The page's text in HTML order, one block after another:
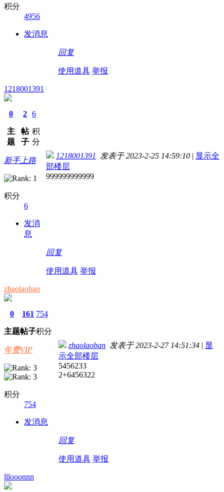
积分
4956
发消息
回复
使用道具 举报
1218001391
0
主
题
2
帖
子
6
积
分
新手上路
积分
6
发消
息
1218001391 发表于 2023-2-25 14:59:10 | 显示全
部楼层
999999999999
回复
使用道具 举报
zhaolaoban
0
主题
161
帖子
754
积分
年费VIP
积分
754
发消息
zhaolaoban 发表于 2023-2-27 14:51:34 | 显
示全部楼层
5456233
2+6456322
回复
使用道具 举报
lllooonnn